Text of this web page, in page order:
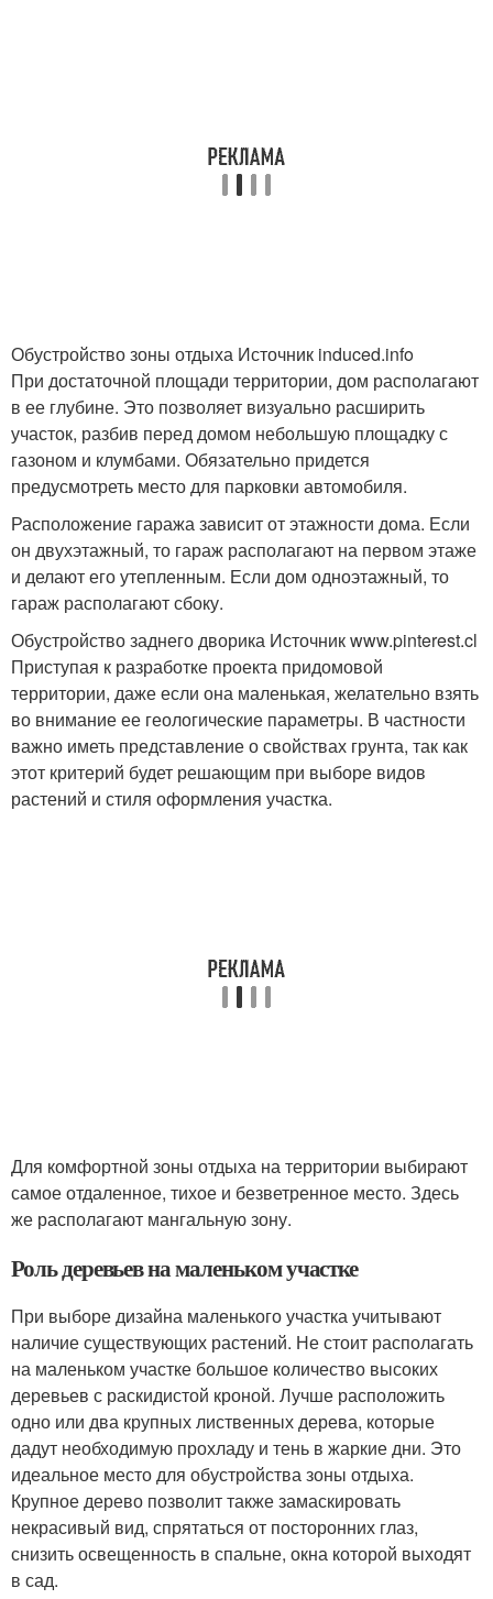
Обустройство зоны отдыха Источник induced.info
При достаточной площади территории, дом располагают
в ее глубине. Это позволяет визуально расширить
участок, разбив перед домом небольшую площадку с
газоном и клумбами. Обязательно придется
предусмотреть место для парковки автомобиля.
Расположение гаража зависит от этажности дома. Если
он двухэтажный, то гараж располагают на первом этаже
и делают его утепленным. Если дом одноэтажный, то
гараж располагают сбоку.
Обустройство заднего дворика Источник www.pinterest.cl
Приступая к разработке проекта придомовой
территории, даже если она маленькая, желательно взять
во внимание ее геологические параметры. В частности
важно иметь представление о свойствах грунта, так как
этот критерий будет решающим при выборе видов
растений и стиля оформления участка.
Для комфортной зоны отдыха на территории выбирают
самое отдаленное, тихое и безветренное место. Здесь
же располагают мангальную зону.
Роль деревьев на маленьком участке
При выборе дизайна маленького участка учитывают
наличие существующих растений. Не стоит располагать
на маленьком участке большое количество высоких
деревьев с раскидистой кроной. Лучше расположить
одно или два крупных лиственных дерева, которые
дадут необходимую прохладу и тень в жаркие дни. Это
идеальное место для обустройства зоны отдыха.
Крупное дерево позволит также замаскировать
некрасивый вид, спрятаться от посторонних глаз,
снизить освещенность в спальне, окна которой выходят
в сад.